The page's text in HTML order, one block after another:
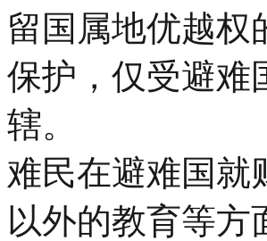
留国属地优越权
保护，仅受避难
辖。
难民在避难国就
以外的教育等